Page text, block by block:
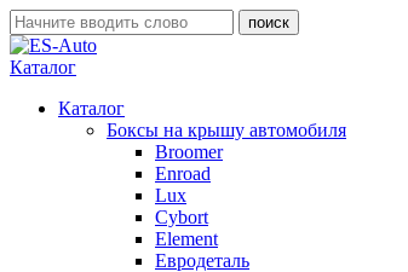
Каталог
Каталог
Боксы на крышу автомобиля
Broomer
Enroad
Lux
Cybort
Element
Евродеталь